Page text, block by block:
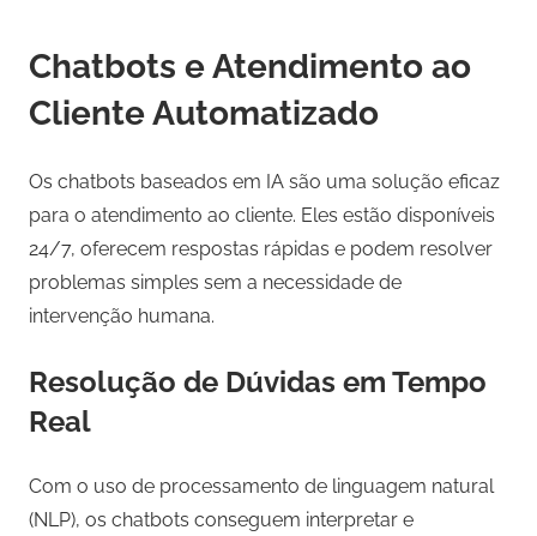
Chatbots e Atendimento ao
Cliente Automatizado
Os chatbots baseados em IA são uma solução eficaz
para o atendimento ao cliente. Eles estão disponíveis
24/7, oferecem respostas rápidas e podem resolver
problemas simples sem a necessidade de
intervenção humana.
Resolução de Dúvidas em Tempo
Real
Com o uso de processamento de linguagem natural
(NLP), os chatbots conseguem interpretar e